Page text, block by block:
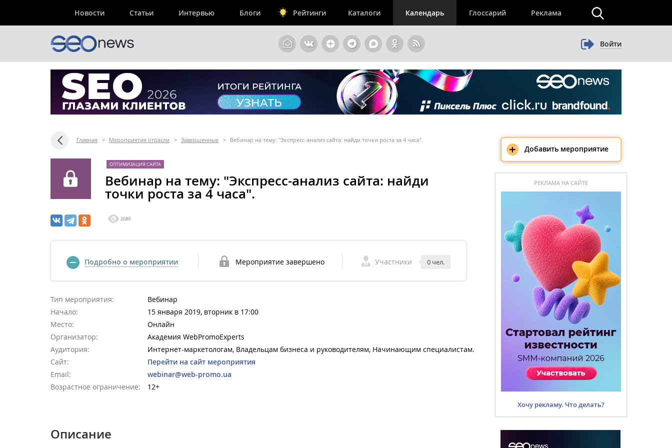
Новости Статьи Интервью Блоги Рейтинги Каталоги Календарь Глоссарий Реклама
Войти
Главная > Мероприятия отрасли > Завершенные > ​Вебинар на тему: "Экспресс-анализ сайта: найди точки роста за 4 часа".
ОПТИМИЗАЦИЯ САЙТА
​Вебинар на тему: "Экспресс-анализ сайта: найди
точки роста за 4 часа".
2689
Подробно о мероприятии Мероприятие завершено Участники 0 чел.
Тип мероприятия:
Вебинар
Начало:
15 января 2019, вторник в 17:00
Место:
Онлайн
Организатор:
Академия WebPromoExperts
Аудитория:
Интернет-маркетологам, Владельцам бизнеса и руководителям, Начинающим специалистам.
Сайт:
Перейти на сайт мероприятия
Email:
webinar@web-promo.ua
Возрастное ограничение:
12+
Описание
+ Добавить мероприятие
РЕКЛАМА НА САЙТЕ
Хочу рекламу. Что делать?